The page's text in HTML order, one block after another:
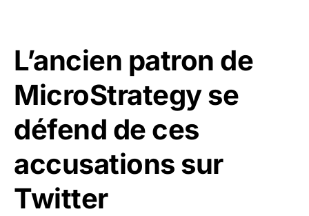
L’ancien patron de
MicroStrategy se
défend de ces
accusations sur
Twitter